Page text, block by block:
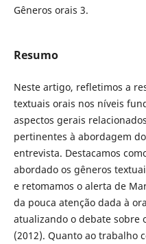
Gêneros orais 3.
Resumo
Neste artigo, refletimos a
textuais orais nos níveis
aspectos gerais
pertinentes à abordagem
entrevista. Destacamos
abordado os gêneros
e retomamos o alerta de
da pouca atenção dada à
atualizando o debate sobre
(2012). Quanto ao trabalho